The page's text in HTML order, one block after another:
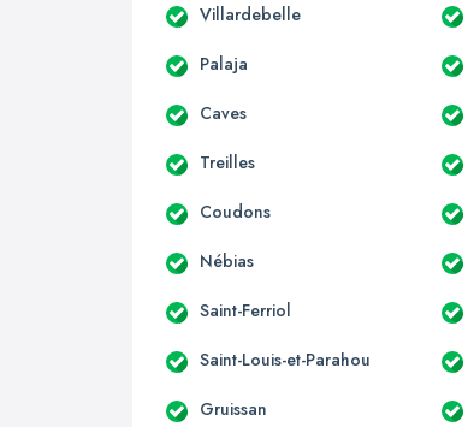
Villardebelle
Palaja
Caves
Treilles
Coudons
Nébias
Saint-Ferriol
Saint-Louis-et-Parahou
Gruissan